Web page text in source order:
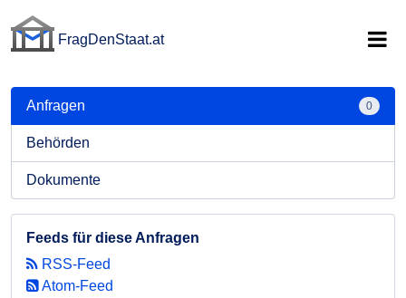
FragDenStaat.at
Anfragen 0
Behörden
Dokumente
Feeds für diese Anfragen
RSS-Feed
Atom-Feed